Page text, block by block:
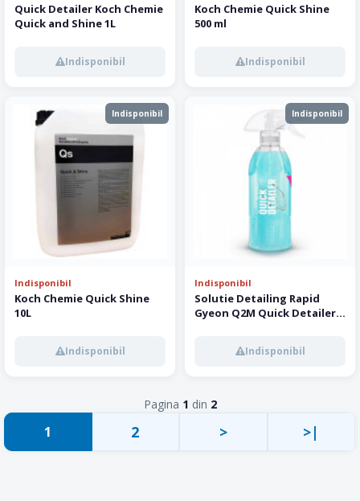
Quick Detailer Koch Chemie
Quick and Shine 1L
Indisponibil
Koch Chemie Quick Shine
500 ml
Indisponibil
Indisponibil
Indisponibil
Koch Chemie Quick Shine
10L
Indisponibil
Indisponibil
Indisponibil
Solutie Detailing Rapid
Gyeon Q2M Quick Detailer,
Indisponibil
Pagina 1 din 2
1 2 > >|